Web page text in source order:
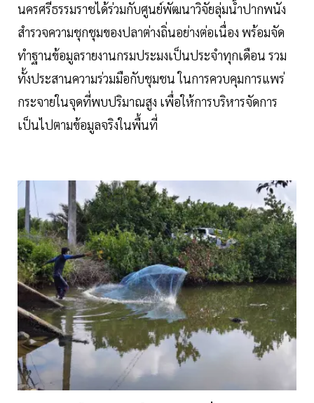
นครศรีธรรมราชได้ร่วมกับศูนย์พัฒนาวิจัยลุ่มน้ำปากพนัง
สำรวจความชุกชุมของปลาต่างถิ่นอย่างต่อเนื่อง พร้อมจัด
ทำฐานข้อมูลรายงานกรมประมงเป็นประจำทุกเดือน รวม
ทั้งประสานความร่วมมือกับชุมชน ในการควบคุมการแพร่
กระจายในจุดที่พบปริมาณสูง เพื่อให้การบริหารจัดการ
เป็นไปตามข้อมูลจริงในพื้นที่